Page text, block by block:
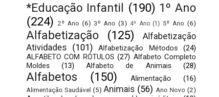
*Educação Infantil (190) 1º Ano
(224) 2º Ano (6) 3º Ano (3) 4º Ano (1) 5º Ano (6)
Alfabetização (125)
Alfabetização
Atividades
(101) Alfabetização Métodos
(24)
ALFABETO COM RÓTULOS (27) Alfabeto Completo
Moldes
(13) Alfabeto de Animais (28)
Alfabetos (150) Alimentação (16)
Alimentação Saudável (5) Animais (56) Ano Novo (2)